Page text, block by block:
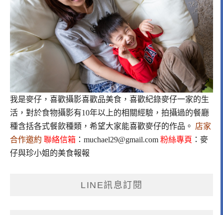
我是麥仔，喜歡攝影喜歡品美食，喜歡紀錄麥仔一家的生
活，對於食物攝影有10年以上的相關經驗，拍攝過的餐廳
種含括各式餐飲種類，希望大家能喜歡麥仔的作品。 店家
合作邀約 聯絡信箱 ： muchael29@gmail.com 粉絲專頁 ： 麥
仔與珍小姐的美食報報
LINE訊息訂閱